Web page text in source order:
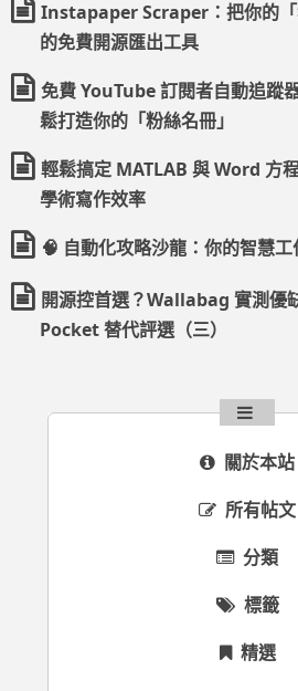
Instapaper Scraper：把你的「
的免費開源匯出工具
免費 YouTube 訂閱者自動追蹤
鬆打造你的「粉絲名冊」
輕鬆搞定 MATLAB 與 Word 方
學術寫作效率
🧠 自動化攻略沙龍：你的智慧
開源控首選？Wallabag 實測優
Pocket 替代評選（三）
關於本站
所有帖文
分類
標籤
精選